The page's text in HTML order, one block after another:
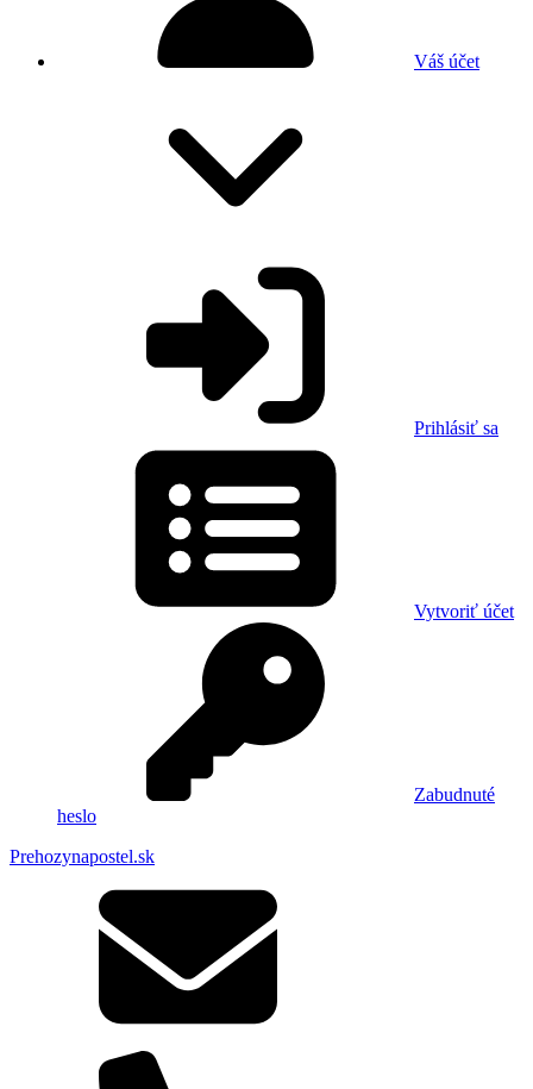
Váš účet
Prihlásiť sa
Vytvoriť účet
Zabudnuté
heslo
Prehozynapostel.sk